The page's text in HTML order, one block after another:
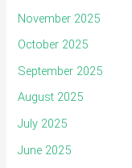
November 2025
October 2025
September 2025
August 2025
July 2025
June 2025